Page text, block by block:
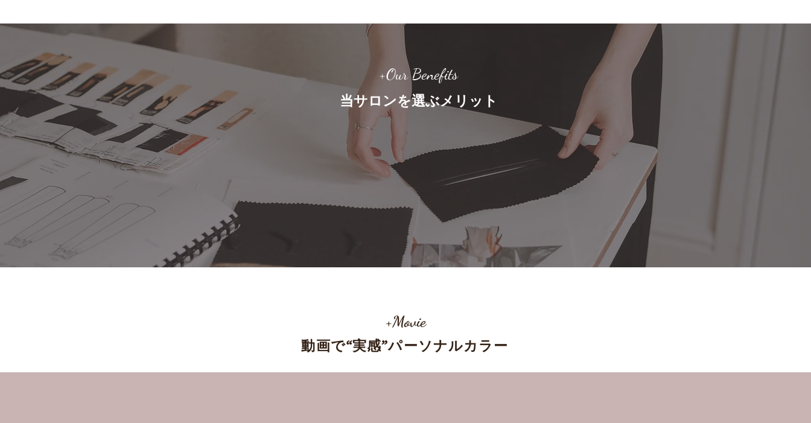
+Our Benefits
当サロンを選ぶメリット
+Movie
動画で“実感”パーソナルカラー